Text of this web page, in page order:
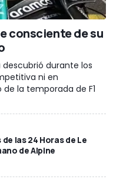
consciente de su
durante los
ni en
la temporada de F1
las 24 Horas de Le
de Alpine